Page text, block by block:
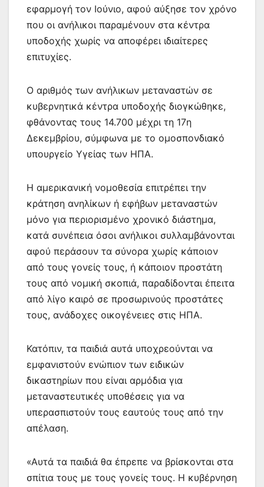
εφαρμογή τον Ιούνιο, αφού αύξησε τον χρόνο
που οι ανήλικοι παραμένουν στα κέντρα
υποδοχής χωρίς να αποφέρει ιδιαίτερες
επιτυχίες.
Ο αριθμός των ανήλικων μεταναστών σε
κυβερνητικά κέντρα υποδοχής διογκώθηκε,
φθάνοντας τους 14.700 μέχρι τη 17η
Δεκεμβρίου, σύμφωνα με το ομοσπονδιακό
υπουργείο Υγείας των ΗΠΑ.
Η αμερικανική νομοθεσία επιτρέπει την
κράτηση ανηλίκων ή εφήβων μεταναστών
μόνο για περιορισμένο χρονικό διάστημα,
κατά συνέπεια όσοι ανήλικοι συλλαμβάνονται
αφού περάσουν τα σύνορα χωρίς κάποιον
από τους γονείς τους, ή κάποιον προστάτη
τους από νομική σκοπιά, παραδίδονται έπειτα
από λίγο καιρό σε προσωρινούς προστάτες
τους, ανάδοχες οικογένειες στις ΗΠΑ.
Κατόπιν, τα παιδιά αυτά υποχρεούνται να
εμφανιστούν ενώπιον των ειδικών
δικαστηρίων που είναι αρμόδια για
μεταναστευτικές υποθέσεις για να
υπερασπιστούν τους εαυτούς τους από την
απέλαση.
«Αυτά τα παιδιά θα έπρεπε να βρίσκονται στα
σπίτια τους με τους γονείς τους. Η κυβέρνηση